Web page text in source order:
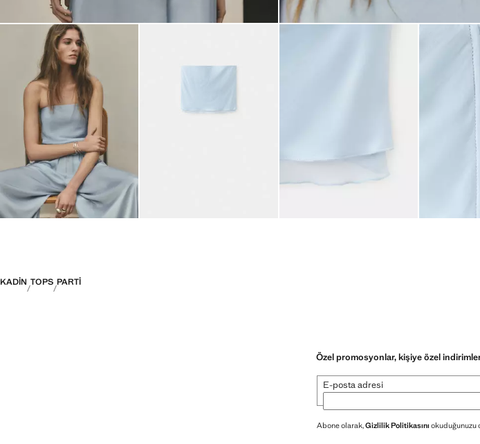
KADIN TOPS PARTI
Özel promosyonlar, kişiye özel
E-posta adresi
Abone olarak,Gizlilik Politikasını okuduğunuzu